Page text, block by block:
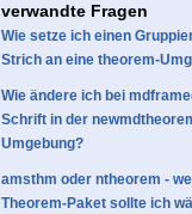
verwandte Fragen
Wie setze ich einen
Strich an eine theorem-
Wie ändere ich bei
Schrift in der
Umgebung?
amsthm oder ntheorem -
Theorem-Paket sollte ich